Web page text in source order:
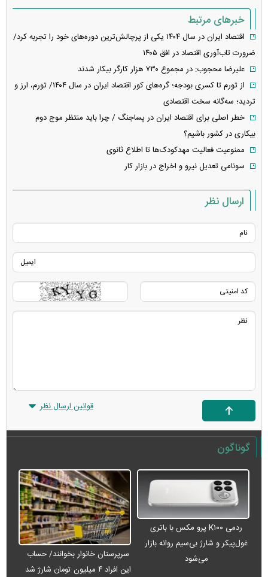
خبرهای مرتبط
اقتصاد ایران در سال ۱۴۰۴ یکی از پرچالش‌ترین دوره‌های خود را تجربه کرد/
ضرورت تاب‌آوری اقتصاد در افق ۱۴۰۵
علیرضا محجوب: در مجموع ۷۳۰ هزار کارگر بیکار شدند
از تورم تا کسری بودجه؛ گره‌های کور اقتصاد ایران در سال ۱۴۰۴/ تورم، ارز و
تردید؛ سه‌گانه سخت اقتصادی
خطر اصلی برای اقتصاد ایران در پساجنگ / چرا باید منتظر موج دوم
بیکاری در کشور باشیم؟
ممنوعیت فعالیت مهدکودک‌ها تا اطلاع ثانوی
سونامی تعدیل نیرو و اخراج در بازار کار
ارسال نظر
قوانین ارسال نظر
گوناگون
ردمی K۱۰۰ پرو مکس با باتری
غول‌پیکر و شارژ بی‌سیم روانه بازار
می‌شود
سرپرستان خانوار بخوانند/ حساب
این افراد ۴ میلیون تومان شارژ شد